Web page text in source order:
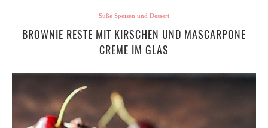
Süße Speisen und Dessert
BROWNIE RESTE MIT KIRSCHEN UND MASCARPONE
CREME IM GLAS